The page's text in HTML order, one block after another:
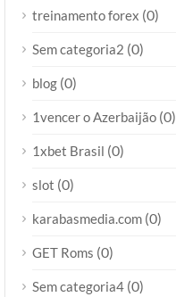
treinamento forex (0)
Sem categoria2 (0)
blog (0)
1vencer o Azerbaijão (0)
1xbet Brasil (0)
slot (0)
karabasmedia.com (0)
GET Roms (0)
Sem categoria4 (0)